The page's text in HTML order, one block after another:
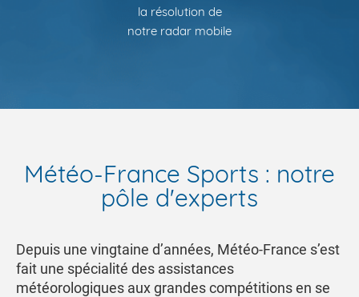
la résolution de
notre radar mobile
Météo-France Sports : notre
pôle d'experts
Depuis une vingtaine d’années, Météo-France s’est
fait une spécialité des assistances
météorologiques aux grandes compétitions en se